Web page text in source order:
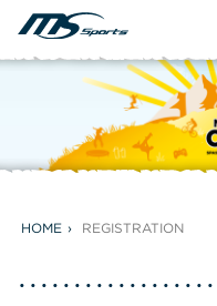
HOME REGISTRATION